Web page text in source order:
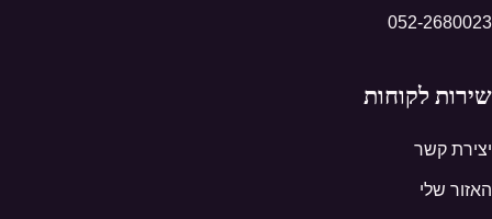
052-2680023
שירות לקוחות
יצירת קשר
האזור שלי